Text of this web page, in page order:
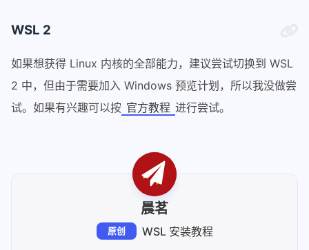
WSL 2
如果想获得 Linux 内核的全部能力，建议尝试切换到 WSL
2 中，但由于需要加入 Windows 预览计划，所以我没做尝
试。如果有兴趣可以按 官方教程 进行尝试。
晨茗
原创 WSL 安装教程